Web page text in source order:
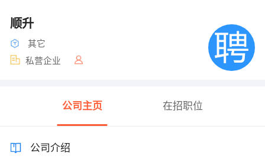
顺升
其它
私营企业
公司主页 在招职位
公司介绍